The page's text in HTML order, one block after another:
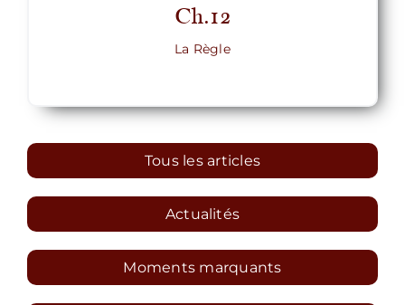
Ch.12
La Règle
Tous les articles
Actualités
Moments marquants